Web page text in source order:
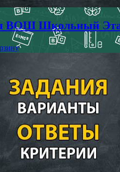
ВОШ Школьный